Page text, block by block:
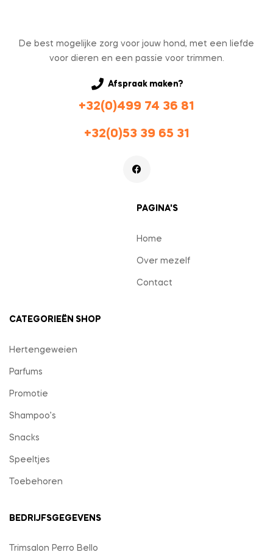
De best mogelijke zorg voor jouw hond, met een liefde
voor dieren en een passie voor trimmen.
Afspraak maken?
+32(0)499 74 36 81
+32(0)53 39 65 31
PAGINA'S
Home
Over mezelf
Contact
CATEGORIEËN SHOP
Hertengeweien
Parfums
Promotie
Shampoo’s
Snacks
Speeltjes
Toebehoren
BEDRIJFSGEGEVENS
Trimsalon Perro Bello